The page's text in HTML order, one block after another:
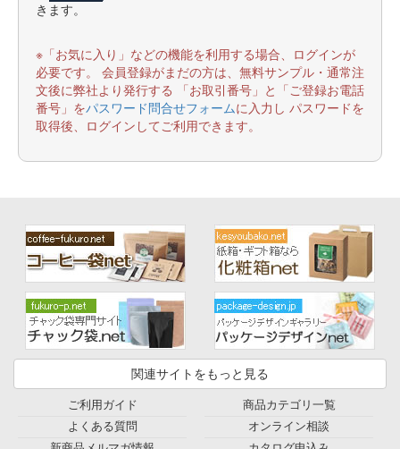
きます。
※「お気に入り」などの機能を利用する場合、ログインが
必要です。 会員登録がまだの方は、無料サンプル・通常注
文後に弊社より発行する 「お取引番号」と「ご登録お電話
番号」をパスワード問合せフォームに入力し パスワードを
取得後、ログインしてご利用できます。
関連サイトをもっと見る
ご利用ガイド
よくある質問
商品カテゴリ一覧
オンライン相談